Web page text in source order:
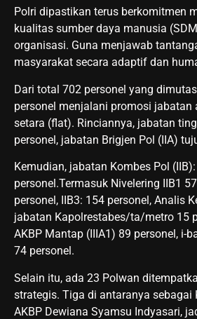
Polri dipastikan terus berkomitmen
kualitas sumber daya manusia
organisasi. Guna menjawab
masyarakat secara adaptif dan
Dari total 702 personel yang
personel menjalani promosi jabatan
setara (flat). Rinciannya, jabatan
personel, jabatan Brigjen Pol (IIA)
Kemudian, jabatan Kombes Pol (IIB):
personel.Termasuk Nivelering IIB1
personel, IIB3: 154 personel, Analis
jabatan Kapolrestabes/ta/metro 15
AKBP Mantap (IIIA1) 89 personel, i-
74 personel.
Selain itu, ada 23 Polwan
strategis. Tiga di antaranya sebagai
AKBP Dewiana Syamsu Indyasari,